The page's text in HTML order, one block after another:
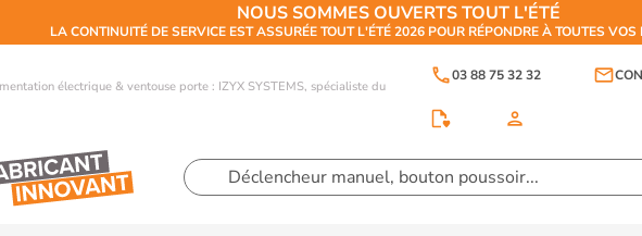
NOUS SOMMES OUVERTS TOUT L'ÉTÉ
LA CONTINUITÉ DE SERVICE EST ASSURÉE TOUT L'ÉTÉ 2026 POUR RÉPONDRE À TOUTES
électrique & ventouse porte : IZYX SYSTEMS, spécialiste du
phone03 88 75 32 32 email
person